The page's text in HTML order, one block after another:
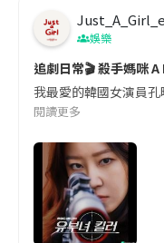
娛樂
追劇日常🎬 殺手媽咪
我最愛的韓國女演員
閱讀更多